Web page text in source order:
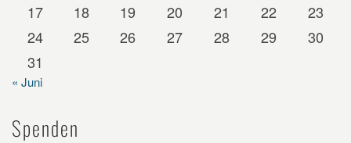
17
18 19 20 21 22
23
24
25 26 27 28 29
30
31
« Juni
Spenden